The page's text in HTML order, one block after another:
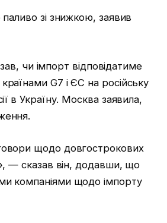
зі знижкою, заявив
чи імпорт відповідатиме
G7 і ЄС на російську
в Україну. Москва заявила,
щодо довгострокових
— сказав він, додавши, що
компаніями щодо імпорту